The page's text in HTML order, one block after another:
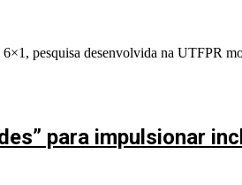
pesquisa desenvolvida na UTFPR
para impulsionar